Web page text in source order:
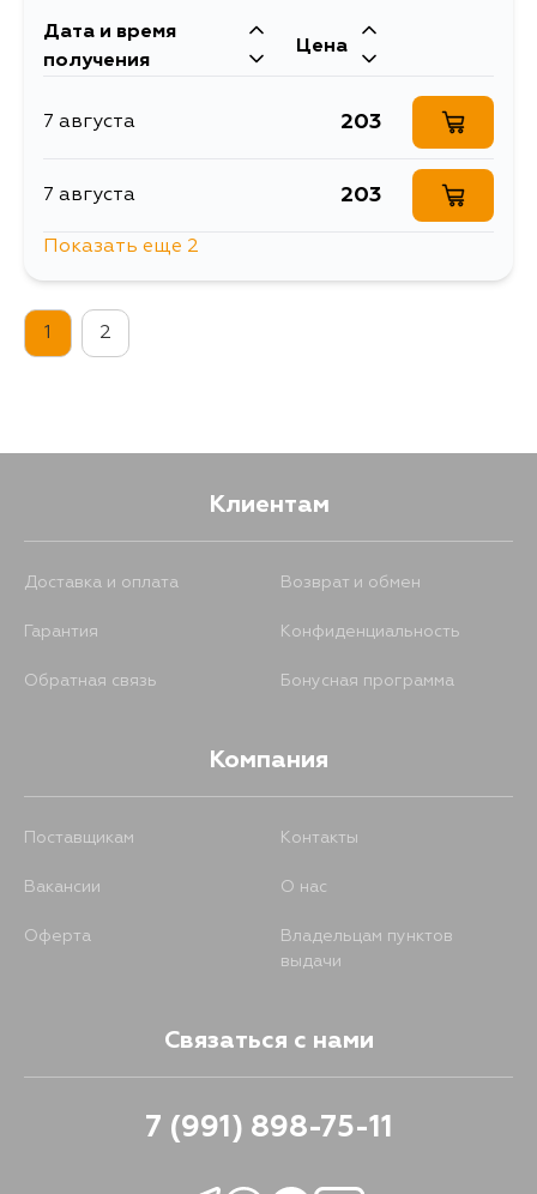
Дата и время
получения
Цена
7 августа 203
7 августа 203
12 августа
Показать еще 2
1 2
Клиентам
Доставка и оплата Возврат и обмен
Гарантия Конфиденциальность
Обратная связь Бонусная программа
Компания
Поставщикам Контакты
Вакансии О нас
Оферта
Владельцам пунктов
выдачи
Связаться с нами
7 (991) 898-75-11